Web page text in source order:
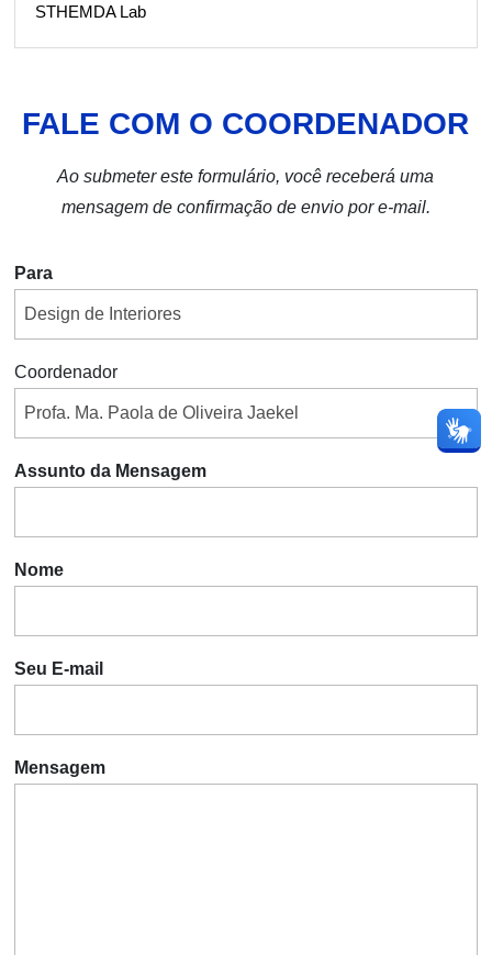
STHEMDA Lab
FALE COM O COORDENADOR
Ao submeter este formulário, você receberá uma
mensagem de confirmação de envio por e-mail.
Para
Coordenador
Assunto da Mensagem
Nome
Seu E-mail
Mensagem